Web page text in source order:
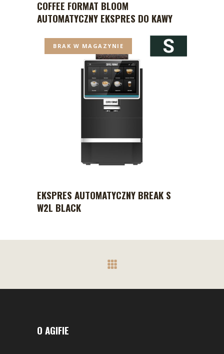
COFFEE FORMAT BLOOM
AUTOMATYCZNY EKSPRES DO KAWY
BRAK W MAGAZYNIE
EKSPRES AUTOMATYCZNY BREAK S
W2L BLACK
O AGIFIE